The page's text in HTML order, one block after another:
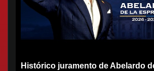
Histórico juramento de Abelardo